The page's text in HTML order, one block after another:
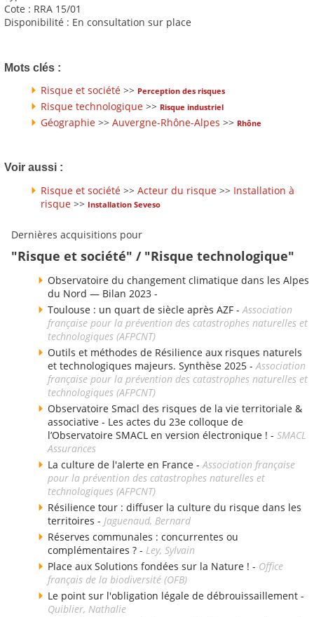
Cote : RRA 15/01
Disponibilité : En consultation sur place
Mots clés :
Risque et société >> Perception des risques
Risque technologique >> Risque industriel
Géographie >> Auvergne-Rhône-Alpes >> Rhône
Voir aussi :
Risque et société >> Acteur du risque >> Installation à
risque >> Installation Seveso
Dernières acquisitions pour
"Risque et société" / "Risque technologique"
Observatoire du changement climatique dans les Alpes
du Nord — Bilan 2023 -
Toulouse : un quart de siècle après AZF -Association
française pour la prévention des catastrophes naturelles et
technologiques (AFPCNT)
Outils et méthodes de Résilience aux risques naturels
et technologiques majeurs. Synthèse 2025 -Association
française pour la prévention des catastrophes naturelles et
technologiques (AFPCNT)
Observatoire Smacl des risques de la vie territoriale &
associative - Les actes du 23e colloque de
l’Observatoire SMACL en version électronique ! - SMACL
Assurances
La culture de l'alerte en France -Association française
pour la prévention des catastrophes naturelles et
technologiques (AFPCNT)
Résilience tour : diffuser la culture du risque dans les
territoires - Jaguenaud, Bernard
Réserves communales : concurrentes ou
complémentaires ? - Ley, Sylvain
Place aux Solutions fondées sur la Nature ! - Office
français de la biodiversité (OFB)
Le point sur l'obligation légale de débrouissaillement -
Quiblier, Nathalie